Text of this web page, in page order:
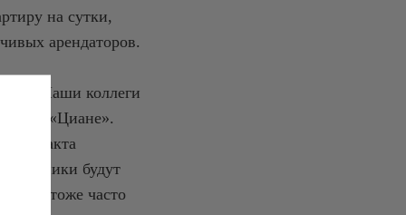
на сутки,
арендаторов.
Наши коллеги
на «Циане».
факта
будут
тоже часто